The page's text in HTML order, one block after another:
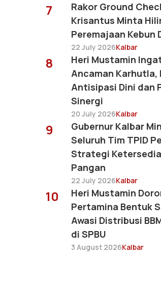
7
Rakor Ground
Krisantus Minta
Peremajaan Kebun
22 July 2026Kalbar
8
Heri Mustamin
Ancaman Karhutla,
Antisipasi Dini dan
Sinergi
20 July 2026Kalbar
9
Gubernur Kalbar
Seluruh Tim TPID
Strategi
Pangan
22 July 2026Kalbar
10
Heri Mustamin
Pertamina Bentuk
Awasi Distribusi
di SPBU
3 August 2026Kalbar